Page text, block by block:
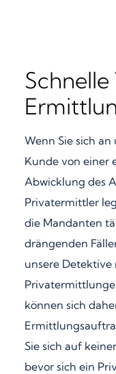
Wenn Sie sich
Kunde von einer
Abwicklung des
Privatermittler
die Mandanten
drängenden
unsere Detektive
können sich
Sie sich auf
bevor sich ein